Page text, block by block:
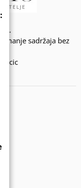
sadržaja bez